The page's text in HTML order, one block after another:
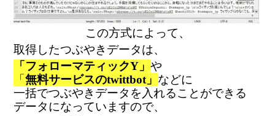
この方式によって、
取得したつぶやきデータは、
「フォローマティックY」や
「無料サービスのtwittbot」 などに
一括でつぶやきデータを入れることができる
データになっていますので、